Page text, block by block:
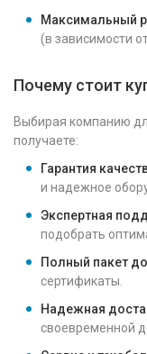
Максимальный
(в зависимости
Почему стоит
Выбирая компанию
получаете:
Гарантия
и надежное
Экспертная
подобрать
Полный пакет
сертификаты.
Надежная
своевременной